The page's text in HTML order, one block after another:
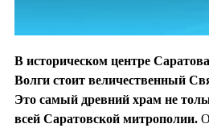
В историческом центре
Волги стоит величественный
Это самый древний храм не
всей Саратовской митрополии.